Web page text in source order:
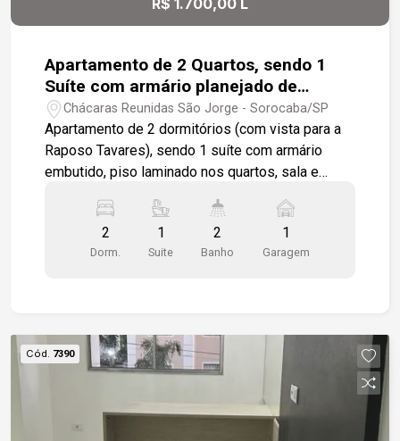
R$ 1.700,00 L
Apartamento de 2 Quartos, sendo 1
Suíte com armário planejado de
53,42m² no bairro Chácara Reunidas
São Jorge
Chácaras Reunidas São Jorge - Sorocaba/SP
Apartamento de 2 dormitórios (com vista para a
Raposo Tavares), sendo 1 suíte com armário
embutido, piso laminado nos quartos, sala e
piso frio, com armário, gabinete Lavanderia em
piso frio com tanque Banheiro Social com box de
vidro, parcialmente azulejado O Condomínio
Shopping Esplanada/Iguatemi
2
Dorm.
1
Suite
2
Banho
1
Garagem
Cód. 7390